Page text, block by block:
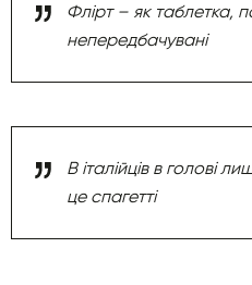
Флірт – як таблетка,
непередбачувані
В італійців в голові
це спагетті